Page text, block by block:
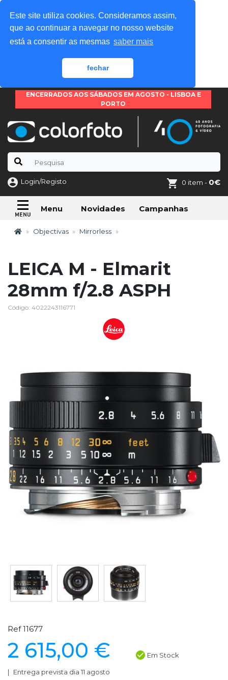
Este site utiliza cookies. Consideramos assim,
que ao continuar a navegar no nosso website
está a consentir as mesmas saber mais
fechar
ENCERRADOS AOS SÁBADOS EM AGOSTO - LISBOA E
PORTO
Login/Registo 0 item - 0€
Menu Novidades Campanhas
Objectivas Mirrorless
LEICA M - Elmarit
28mm f/2.8 ASPH
Código: 4022243116771
Ref 11677
2 615,00 € Em Stock
Entrega prevista dia 11 agosto